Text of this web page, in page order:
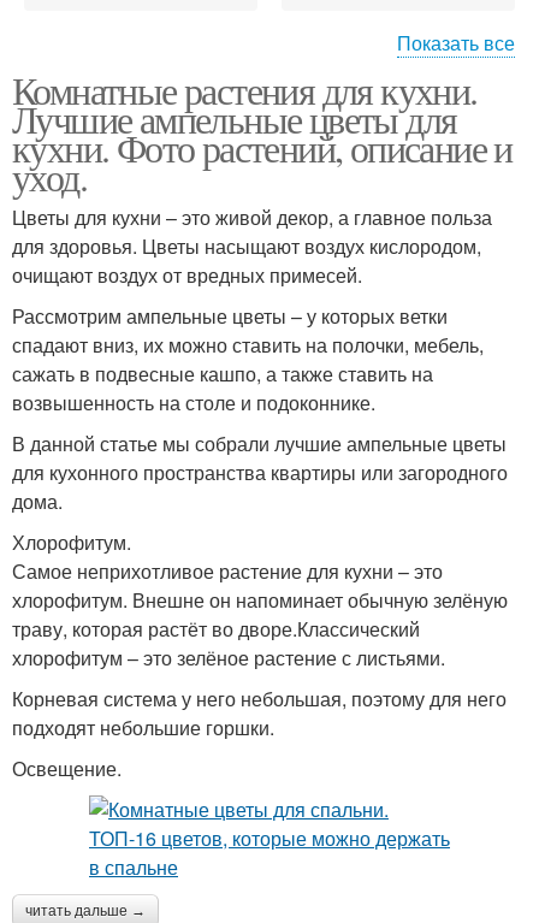
Требования к цветам Растения для спальни
Съедобные цвета
Цвета для темной
комнаты
Показать все
Комнатные растения для кухни.
Лучшие ампельные цветы для
кухни. Фото растений, описание и
уход.
Цветы для кухни – это живой декор, а главное польза
для здоровья. Цветы насыщают воздух кислородом,
очищают воздух от вредных примесей.
Рассмотрим ампельные цветы – у которых ветки
спадают вниз, их можно ставить на полочки, мебель,
сажать в подвесные кашпо, а также ставить на
возвышенность на столе и подоконнике.
В данной статье мы собрали лучшие ампельные цветы
для кухонного пространства квартиры или загородного
дома.
Хлорофитум.
Самое неприхотливое растение для кухни – это
хлорофитум. Внешне он напоминает обычную зелёную
траву, которая растёт во дворе.Классический
хлорофитум – это зелёное растение с листьями.
Корневая система у него небольшая, поэтому для него
подходят небольшие горшки.
Освещение.
читать дальше →